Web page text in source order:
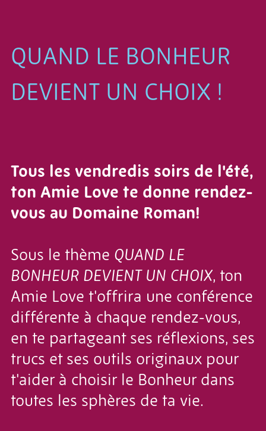
QUAND LE BONHEUR
DEVIENT UN CHOIX !
Tous les vendredis soirs de l'été,
ton Amie Love te donne rendez-
vous au Domaine Roman!
Sous le thème QUAND LE
BONHEUR DEVIENT UN CHOIX, ton
Amie Love t'offrira une conférence
différente à chaque rendez-vous,
en te partageant ses réflexions, ses
trucs et ses outils originaux pour
t'aider à choisir le Bonheur dans
toutes les sphères de ta vie.